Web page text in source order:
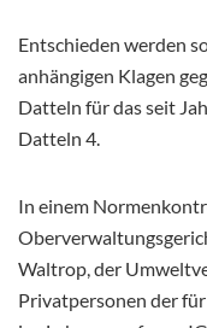
Entschieden werden
anhängigen Klagen
Datteln für das seit
Datteln 4.
In einem
Waltrop, der
Privatpersonen der